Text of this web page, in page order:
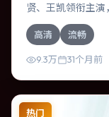
贤、王凯领衔主演
本片为科幻类型
入司法审判，人性
紧凑，人物动机清
高清 流畅
9.3万 31个月前
热门